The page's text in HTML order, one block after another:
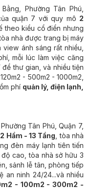
Phường Tân Phú,
quận 7 với quy mô 2
theo kiểu cổ điển nhưng
nhà được trang bị máy
ánh sáng rất nhiều,
mỗi lúc làm việc căng
thư gian, và nhiều tiện
- 500m2 - 1000m2,
phí quản lý, điện lạnh,
Tân Phú, Quận 7,
2 Hầm - 13 Tầng , tòa nhà
đèn máy lạnh tiên tiến
cao, tòa nhà sở hữu 3
sảnh lễ tân, phòng tiếp
an ninh 24/24...và nhiều
- 100m2 - 300m2 -